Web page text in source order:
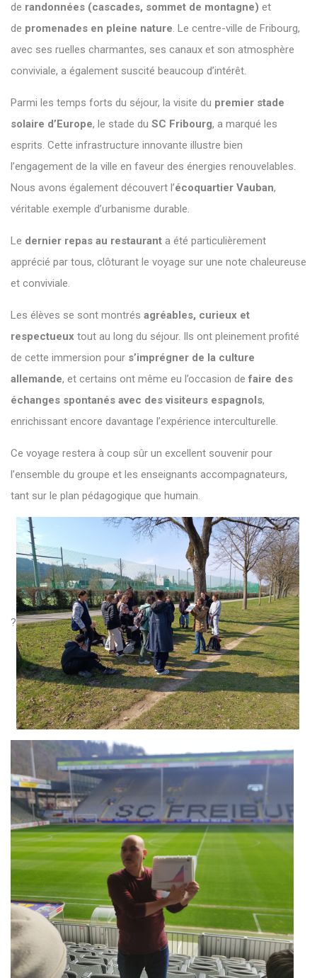
de randonnées (cascades, sommet de montagne) et
de promenades en pleine nature. Le centre-ville de Fribourg,
avec ses ruelles charmantes, ses canaux et son atmosphère
conviviale, a également suscité beaucoup d’intérêt.
Parmi les temps forts du séjour, la visite du premier stade
solaire d’Europe, le stade du SC Fribourg, a marqué les
esprits. Cette infrastructure innovante illustre bien
l’engagement de la ville en faveur des énergies renouvelables.
Nous avons également découvert l’écoquartier Vauban,
véritable exemple d’urbanisme durable.
Le dernier repas au restaurant a été particulièrement
apprécié par tous, clôturant le voyage sur une note chaleureuse
et conviviale.
Les élèves se sont montrés agréables, curieux et
respectueux tout au long du séjour. Ils ont pleinement profité
de cette immersion pour s’imprégner de la culture
allemande, et certains ont même eu l’occasion defaire des
échanges spontanés avec des visiteurs espagnols,
enrichissant encore davantage l’expérience interculturelle.
Ce voyage restera à coup sûr un excellent souvenir pour
l’ensemble du groupe et les enseignants accompagnateurs,
tant sur le plan pédagogique que humain.
?